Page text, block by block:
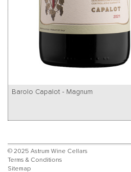
Barolo Capalot - Magnum
© 2025 Astrum Wine Cellars
Terms & Conditions
Sitemap